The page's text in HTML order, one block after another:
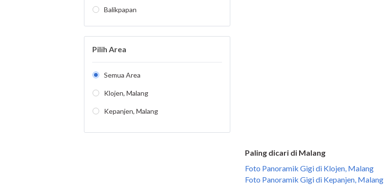
Paling dicari di Malang
Foto Panoramik Gigi di Klojen, Malang
Foto Panoramik Gigi di Kepanjen, Malang